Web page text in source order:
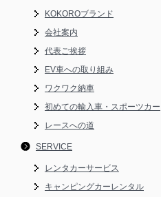
KOKOROブランド
会社案内
代表ご挨拶
EV車への取り組み
ワクワク納車
初めての輸入車・スポーツカー
レースへの道
SERVICE
レンタカーサービス
キャンピングカーレンタル